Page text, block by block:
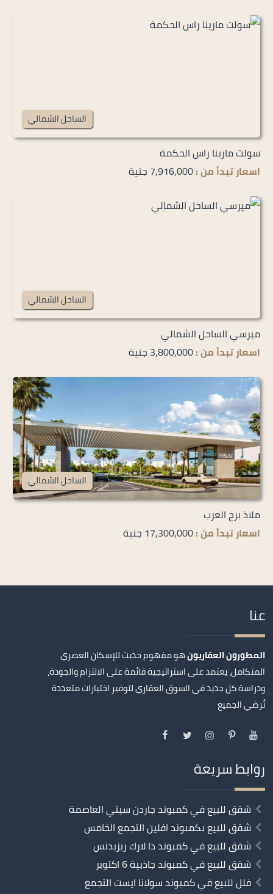
الساحل الشمالي
سولت مارينا راس الحكمة
اسعار تبدأ من :7,916,000 جنية
الساحل الشمالي
ميرسي الساحل الشمالي
اسعار تبدأ من :3,800,000 جنية
الساحل الشمالي
ملاذ برج العرب
اسعار تبدأ من :17,300,000 جنية
عنا
المطورون العقاريونهو مفهوم حديث للإسكان العصري
المتكامل، يعتمد على استراتيجية قائمة على الالتزام والجودة،
ودراسة كل جديد في السوق العقاري لتوفير اختيارات متعددة
تُرضي الجميع
روابط سريعة
شقق للبيع في كمبوند جاردن سيتي العاصمة
شقق للبيع بكمبوند افلين التجمع الخامس
شقق للبيع في كمبوند ذا لارك ريزيدنس
شقق للبيع في كمبوند جاذبية 6 اكتوبر
فلل للبيع في كمبوند سولانا ايست التجمع